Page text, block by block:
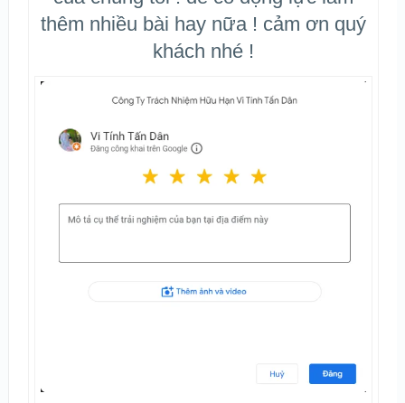
thêm nhiều bài hay nữa ! cảm ơn quý
khách nhé !